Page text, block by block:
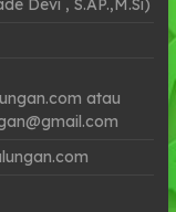
Devi , S.AP.,M.Si)
atau